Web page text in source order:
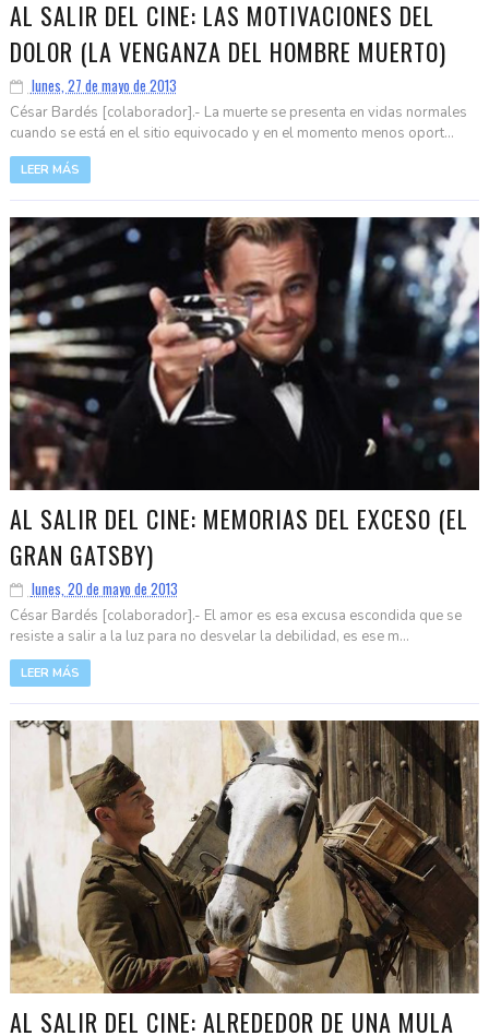
AL SALIR DEL CINE: LAS MOTIVACIONES DEL
DOLOR (LA VENGANZA DEL HOMBRE MUERTO)
lunes, 27 de mayo de 2013
César Bardés [colaborador].- La muerte se presenta en vidas normales
cuando se está en el sitio equivocado y en el momento menos oport...
LEER MÁS
AL SALIR DEL CINE: MEMORIAS DEL EXCESO (EL
GRAN GATSBY)
lunes, 20 de mayo de 2013
César Bardés [colaborador].- El amor es esa excusa escondida que se
resiste a salir a la luz para no desvelar la debilidad, es ese m...
LEER MÁS
AL SALIR DEL CINE: ALREDEDOR DE UNA MULA